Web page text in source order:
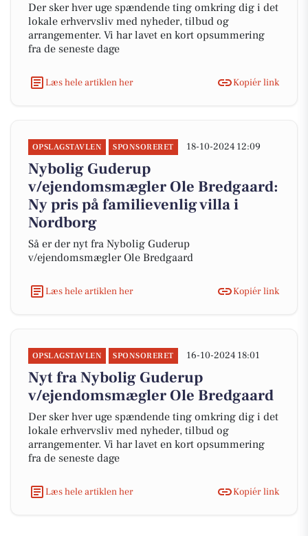
Der sker hver uge spændende ting omkring dig i det
lokale erhvervsliv med nyheder, tilbud og
arrangementer. Vi har lavet en kort opsummering
fra de seneste dage
Læs hele artiklen her Kopiér link
OPSLAGSTAVLEN SPONSORERET 18-10-2024 12:09
Nybolig Guderup
v/ejendomsmægler Ole Bredgaard:
Ny pris på familievenlig villa i
Nordborg
Så er der nyt fra Nybolig Guderup
v/ejendomsmægler Ole Bredgaard
Læs hele artiklen her Kopiér link
OPSLAGSTAVLEN SPONSORERET 16-10-2024 18:01
Nyt fra Nybolig Guderup
v/ejendomsmægler Ole Bredgaard
Der sker hver uge spændende ting omkring dig i det
lokale erhvervsliv med nyheder, tilbud og
arrangementer. Vi har lavet en kort opsummering
fra de seneste dage
Læs hele artiklen her Kopiér link